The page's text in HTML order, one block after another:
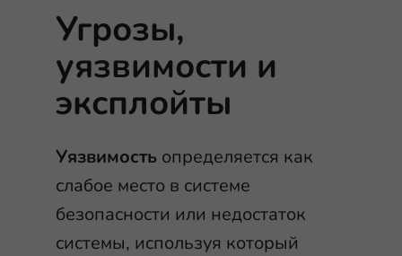
Угрозы,
уязвимости и
эксплойты
Уязвимость определяется как
слабое место в системе
безопасности или недостаток
системы, используя который